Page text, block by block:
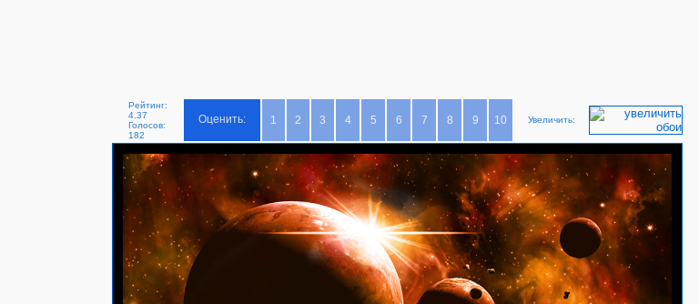
Рейтинг:
4.37
Голосов:
182
Оценить: 1 2 3 4 5 6 7 8 9 10 Увеличить: